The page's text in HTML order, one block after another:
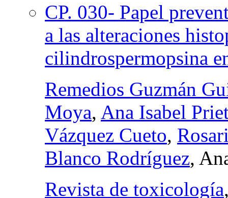
CP. 030- Papel
a las alteraciones
cilindrospermopsina
Remedios Guzmán
Moya, Ana Isabel
Vázquez Cueto,
Blanco Rodríguez,
Revista de toxicología